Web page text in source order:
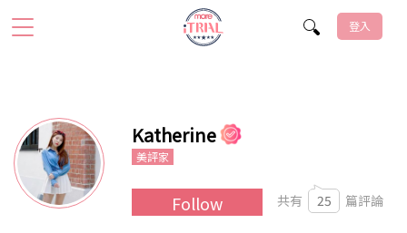
登入
Katherine
美評家
Follow 共有 25 篇評論